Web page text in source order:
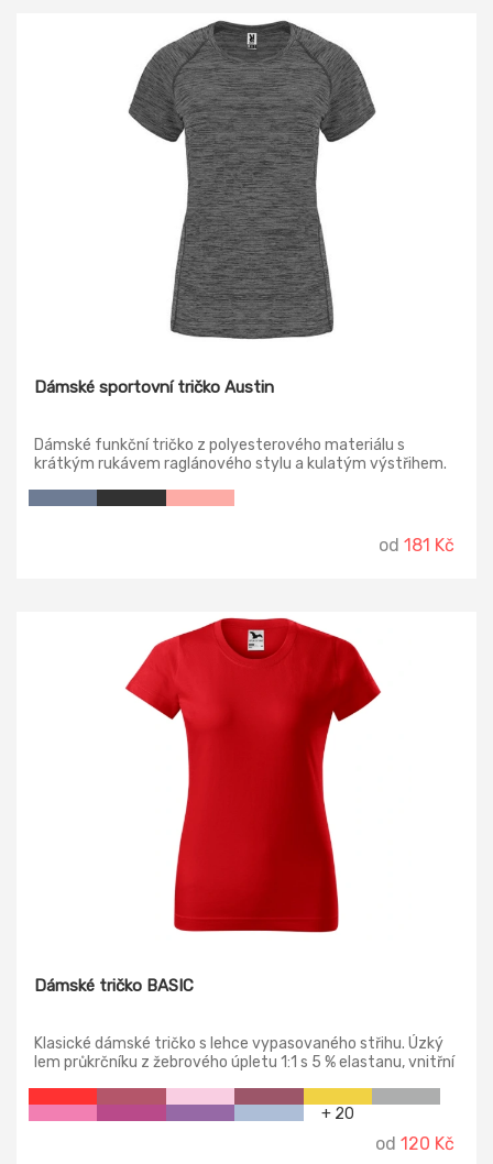
Dámské sportovní tričko Austin
Dámské funkční tričko z polyesterového materiálu s
krátkým rukávem raglánového stylu a kulatým výstřihem.
od 181 Kč
Dámské tričko BASIC
Klasické dámské tričko s lehce vypasovaného střihu. Úzký
lem průkrčníku z žebrového úpletu 1:1 s 5 % elastanu, vnitřní
+ 20
od 120 Kč